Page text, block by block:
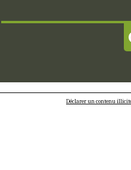
Déclarer un contenu